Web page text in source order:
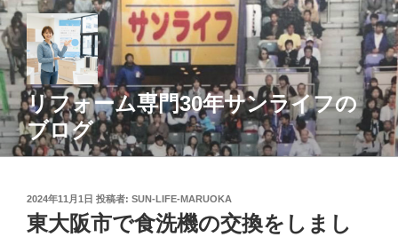
コ
ン
テ
ン
ツ
へ
ス
キ
リフォーム専門30年サンライフの
ブログ
投
稿
日:
2024年11月1日 投稿者: SUN-LIFE-MARUOKA
東大阪市で食洗機の交換をしまし